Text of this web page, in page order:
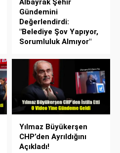
Albayrak Şehir
Gündemini
Değerlendirdi:
"Belediye Şov Yapıyor,
Sorumluluk Almıyor"
Yılmaz Büyükerşen
CHP’den Ayrıldığını
Açıkladı!